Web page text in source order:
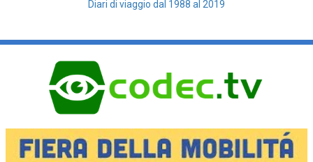
Diari di viaggio dal 1988 al 2019